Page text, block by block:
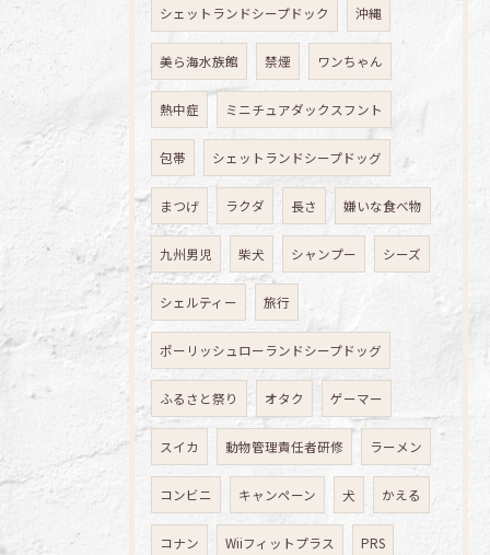
シェットランドシープドック 沖縄
美ら海水族館 禁煙 ワンちゃん
熱中症 ミニチュアダックスフント
包帯 シェットランドシープドッグ
まつげ ラクダ 長さ 嫌いな食べ物
九州男児 柴犬 シャンプー シーズ
シェルティー 旅行
ポーリッシュローランドシープドッグ
ふるさと祭り オタク ゲーマー
スイカ 動物管理責任者研修 ラーメン
コンビニ キャンペーン 犬 かえる
コナン Wiiフィットプラス PRS